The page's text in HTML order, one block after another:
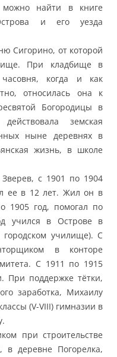
можно найти в книге
и его уезда
Сигорино, от которой
При кладбище в
когда и как
относилась она к
Богородицы в
земская
ныне деревнях в
жизнь, в школе
с 1901 по 1904
ее в 12 лет. Жил он в
1905 год, помогал по
учился в Острове в
училище). С
в конторе
С 1911 по 1915
При поддержке тётки,
заработка, Михаилу
(V-VIII) гимназии в
при строительстве
в деревне Погорелка,